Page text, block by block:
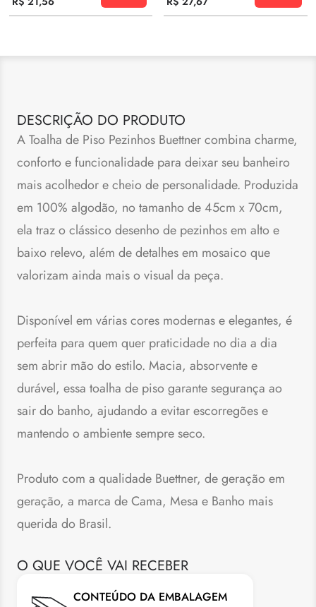
DESCRIÇÃO DO PRODUTO
A Toalha de Piso Pezinhos Buettner combina charme,
conforto e funcionalidade para deixar seu banheiro
mais acolhedor e cheio de personalidade. Produzida
em 100% algodão, no tamanho de 45cm x 70cm,
ela traz o clássico desenho de pezinhos em alto e
baixo relevo, além de detalhes em mosaico que
valorizam ainda mais o visual da peça.
Disponível em várias cores modernas e elegantes, é
perfeita para quem quer praticidade no dia a dia
sem abrir mão do estilo. Macia, absorvente e
durável, essa toalha de piso garante segurança ao
sair do banho, ajudando a evitar escorregões e
mantendo o ambiente sempre seco.
Produto com a qualidade Buettner, de geração em
geração, a marca de Cama, Mesa e Banho mais
querida do Brasil.
O QUE VOCÊ VAI RECEBER
CONTEÚDO DA EMBALAGEM